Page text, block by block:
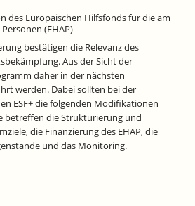
des Europäischen Hilfsfonds für die am
(EHAP)
bestätigen die Relevanz des
Aus der Sicht der
daher in der nächsten
werden. Dabei sollten bei der
ESF+ die folgenden Modifikationen
betreffen die Strukturierung und
die Finanzierung des EHAP, die
und das Monitoring.